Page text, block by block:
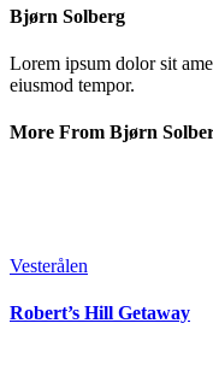
Bjørn Solberg
Lorem ipsum dolor sit
eiusmod tempor.
More From Bjørn
Vesterålen
Robert’s Hill Getaway